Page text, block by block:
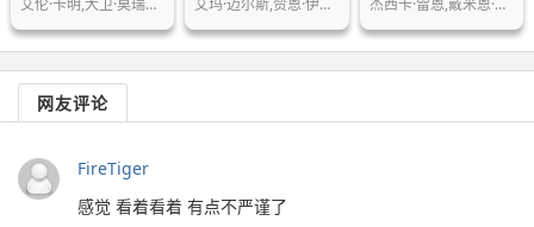
艾伦·卡明,大卫·莫瑞瑟,伊丽莎白·贝…
艾玛·迈尔斯,赞恩·伊克巴尔,艾莎·班…
杰西卡·雷恩,戴米恩·莫隆尼,尼古拉斯…
网友评论
FireTiger
感觉 看着看着 有点不严谨了